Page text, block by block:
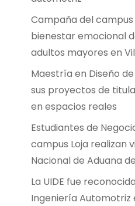
Campaña del
bienestar emocional
adultos mayores en
Maestría en Diseño
sus proyectos de
en espacios reales
Estudiantes de
campus Loja realizan
Nacional de Aduana
La UIDE fue
Ingeniería Automotriz